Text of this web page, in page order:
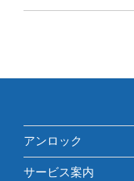
テ
アンロック
サービス案内